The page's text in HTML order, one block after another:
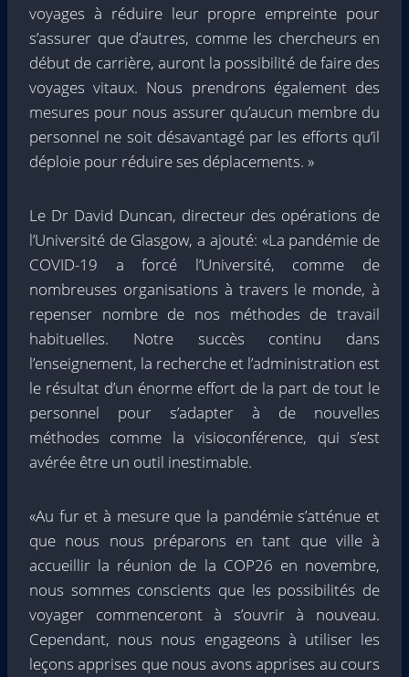
voyages à réduire leur propre empreinte pour
s’assurer que d’autres, comme les chercheurs en
début de carrière, auront la possibilité de faire des
voyages vitaux. Nous prendrons également des
mesures pour nous assurer qu’aucun membre du
personnel ne soit désavantagé par les efforts qu’il
déploie pour réduire ses déplacements. »
Le Dr David Duncan, directeur des opérations de
l’Université de Glasgow, a ajouté: «La pandémie de
COVID-19 a forcé l’Université, comme de
nombreuses organisations à travers le monde, à
repenser nombre de nos méthodes de travail
habituelles. Notre succès continu dans
l’enseignement, la recherche et l’administration est
le résultat d’un énorme effort de la part de tout le
personnel pour s’adapter à de nouvelles
méthodes comme la visioconférence, qui s’est
avérée être un outil inestimable.
«Au fur et à mesure que la pandémie s’atténue et
que nous nous préparons en tant que ville à
accueillir la réunion de la COP26 en novembre,
nous sommes conscients que les possibilités de
voyager commenceront à s’ouvrir à nouveau.
Cependant, nous nous engageons à utiliser les
leçons apprises que nous avons apprises au cours